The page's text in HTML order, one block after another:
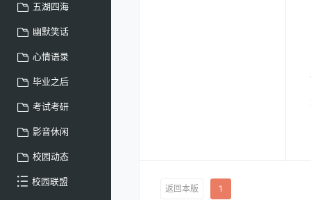
五湖四海
幽默笑话
心情语录
毕业之后
考试考研
影音休闲
校园动态
校园联盟
返回本版 1